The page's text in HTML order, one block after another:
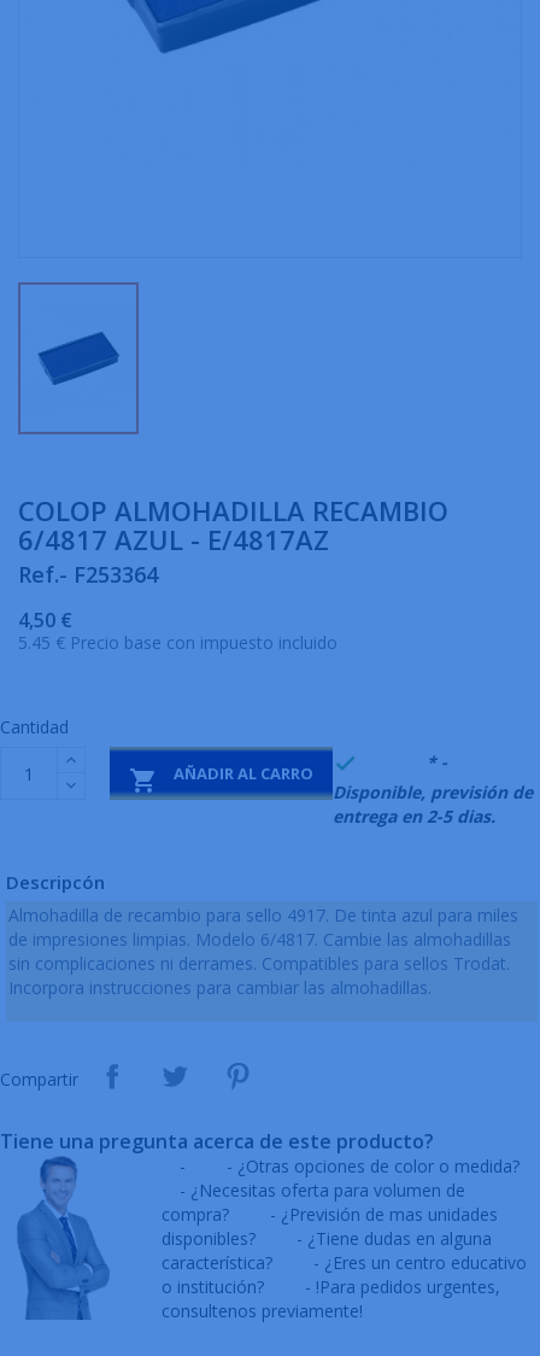
COLOP ALMOHADILLA RECAMBIO
6/4817 AZUL - E/4817AZ
Ref.- F253364
4,50 €
5.45 € Precio base con impuesto incluido
Cantidad
 AÑADIR AL CARRO 
* -
Disponible, previsión de
entrega en 2-5 dias.
Descripcón
Almohadilla de recambio para sello 4917. De tinta azul para miles
de impresiones limpias. Modelo 6/4817. Cambie las almohadillas
sin complicaciones ni derrames. Compatibles para sellos Trodat.
Incorpora instrucciones para cambiar las almohadillas.
Compartir
Tiene una pregunta acerca de este producto?
-
- ¿Otras opciones de color o medida?
- ¿Necesitas oferta para volumen de
compra?
- ¿Previsión de mas unidades
disponibles?
- ¿Tiene dudas en alguna
característica?
- ¿Eres un centro educativo
o institución?
- !Para pedidos urgentes,
consultenos previamente!